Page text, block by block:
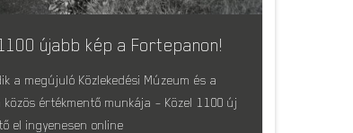
újabb kép a Fortepanon!
a megújuló Közlekedési Múzeum és a
közös értékmentő munkája – Közel 1100 új
el ingyenesen online